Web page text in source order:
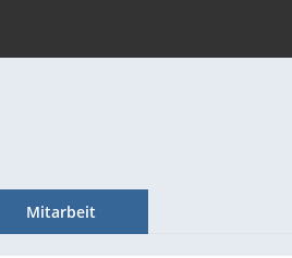
Mitarbeit